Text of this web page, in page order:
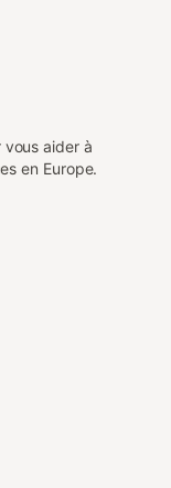
aider à
en Europe.